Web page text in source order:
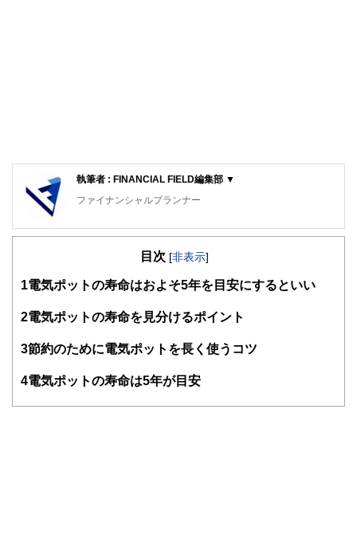
執筆者 : FINANCIAL FIELD編集部 ▼
ファイナンシャルプランナー
FinancialField編集部は、金融、経済に関する記事を、日々
知識がない方でも理解できるようわかりやすく発信していま
得者を中心に「お金や暮らし」に関する書籍・雑誌の編集経
験者で構成され、企画立案から記事掲載まですべての工程に
護士、税理士、宅地建物取引士、相続診断士、住宅ローンア
目次 [非表示]
1電気ポットの寿命はおよそ5年を目安にするといい
2電気ポットの寿命を見分けるポイント
3節約のために電気ポットを長く使うコツ
4電気ポットの寿命は5年が目安